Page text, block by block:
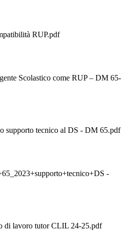
RUP.pdf
Scolastico come RUP – DM 65-
supporto tecnico al DS - DM 65.pdf
-
di lavoro tutor CLIL 24-25.pdf